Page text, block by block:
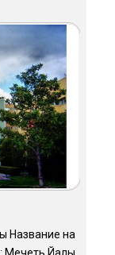
Название на
Мечеть Йалы